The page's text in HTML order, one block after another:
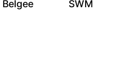
Belgee SWM